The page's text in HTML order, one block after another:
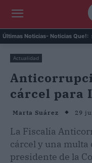
Últimas Noticias- Noticias Que!:
revive a Betty la fea el 28 de
Actualidad
cárcel para
Marta Suárez 29
La Fiscalía
cárcel y una multa
presidente de la